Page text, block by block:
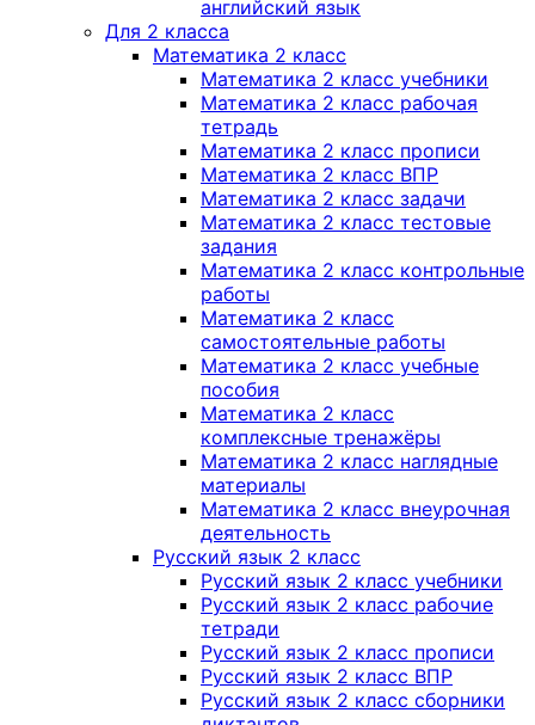
английский язык
Для 2 класса
Математика 2 класс
Математика 2 класс учебники
Математика 2 класс рабочая
тетрадь
Математика 2 класс прописи
Математика 2 класс ВПР
Математика 2 класс задачи
Математика 2 класс тестовые
задания
Математика 2 класс контрольные
работы
Математика 2 класс
самостоятельные работы
Математика 2 класс учебные
пособия
Математика 2 класс
комплексные тренажёры
Математика 2 класс наглядные
материалы
Математика 2 класс внеурочная
деятельность
Русский язык 2 класс
Русский язык 2 класс учебники
Русский язык 2 класс рабочие
тетради
Русский язык 2 класс прописи
Русский язык 2 класс ВПР
Русский язык 2 класс сборники